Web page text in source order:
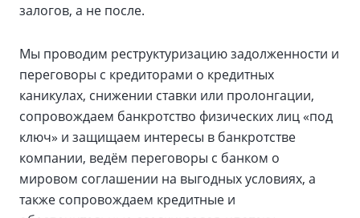
залогов, а не после.
Мы проводим реструктуризацию задолженности и
переговоры с кредиторами о кредитных
каникулах, снижении ставки или пролонгации,
сопровождаем банкротство физических лиц «под
ключ» и защищаем интересы в банкротстве
компании, ведём переговоры с банком о
мировом соглашении на выгодных условиях, а
также сопровождаем кредитные и